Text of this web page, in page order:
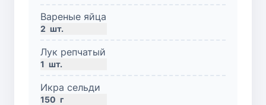
Вареные яйца
2 шт.
Лук репчатый
1 шт.
Икра сельди
150 г